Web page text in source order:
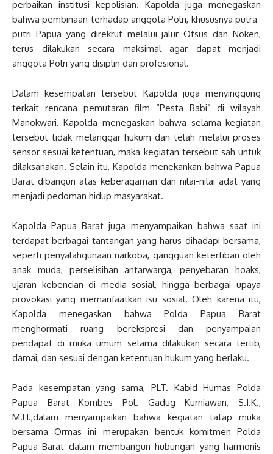
perbaikan institusi kepolisian. Kapolda juga menegaskan
bahwa pembinaan terhadap anggota Polri, khususnya putra-
putri Papua yang direkrut melalui jalur Otsus dan Noken,
terus dilakukan secara maksimal agar dapat menjadi
anggota Polri yang disiplin dan profesional.
Dalam kesempatan tersebut Kapolda juga menyinggung
terkait rencana pemutaran film “Pesta Babi” di wilayah
Manokwari. Kapolda menegaskan bahwa selama kegiatan
tersebut tidak melanggar hukum dan telah melalui proses
sensor sesuai ketentuan, maka kegiatan tersebut sah untuk
dilaksanakan. Selain itu, Kapolda menekankan bahwa Papua
Barat dibangun atas keberagaman dan nilai-nilai adat yang
menjadi pedoman hidup masyarakat.
Kapolda Papua Barat juga menyampaikan bahwa saat ini
terdapat berbagai tantangan yang harus dihadapi bersama,
seperti penyalahgunaan narkoba, gangguan ketertiban oleh
anak muda, perselisihan antarwarga, penyebaran hoaks,
ujaran kebencian di media sosial, hingga berbagai upaya
provokasi yang memanfaatkan isu sosial. Oleh karena itu,
Kapolda menegaskan bahwa Polda Papua Barat
menghormati ruang berekspresi dan penyampaian
pendapat di muka umum selama dilakukan secara tertib,
damai, dan sesuai dengan ketentuan hukum yang berlaku.
Pada kesempatan yang sama, PLT. Kabid Humas Polda
Papua Barat Kombes Pol. Gadug Kurniawan, S.I.K.,
M.H.,dalam menyampaikan bahwa kegiatan tatap muka
bersama Ormas ini merupakan bentuk komitmen Polda
Papua Barat dalam membangun hubungan yang harmonis